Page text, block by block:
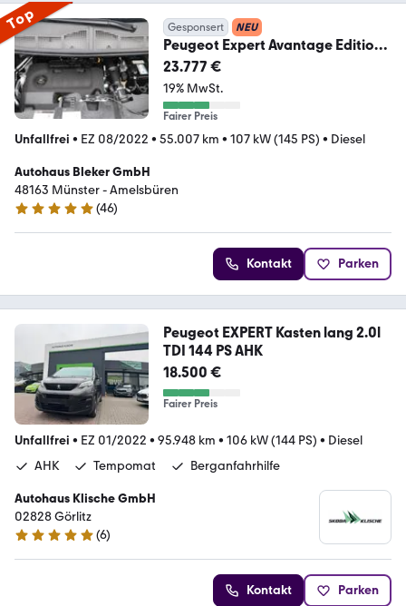
Top Gesponsert NEU
Peugeot Expert Avantage Edition
Premium L2 BlueHDi 145
23.777 €
19% MwSt.
Fairer Preis
Unfallfrei • EZ 08/2022 • 55.007 km • 107 kW (145 PS) • Diesel
Autohaus Bleker GmbH
48163 Münster - Amelsbüren
4.9 Sterne
(46)
Kontakt Parken
Peugeot EXPERT Kasten lang 2.0l
TDI 144 PS AHK
18.500 €
Fairer Preis
Unfallfrei • EZ 01/2022 • 95.948 km • 106 kW (144 PS) • Diesel
AHK
Tempomat Berganfahrhilfe
Autohaus Klische GmbH
02828 Görlitz
4.8 Sterne
(6)
Kontakt Parken